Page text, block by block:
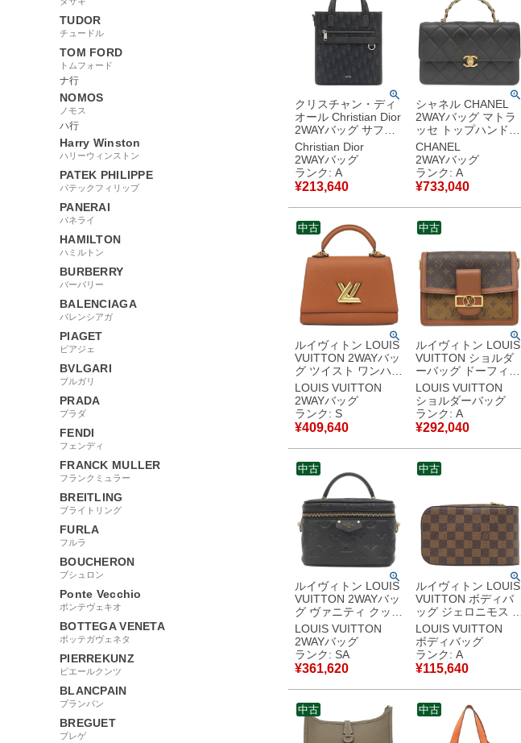
TUDOR
チュードル
TOM FORD
トムフォード
ナ行
NOMOS
ノモス
ハ行
Harry Winston
ハリーウィンストン
PATEK PHILIPPE
パテックフィリップ
PANERAI
パネライ
HAMILTON
ハミルトン
BURBERRY
バーバリー
BALENCIAGA
バレンシアガ
PIAGET
ピアジェ
BVLGARI
ブルガリ
PRADA
プラダ
FENDI
フェンディ
FRANCK MULLER
フランクミュラー
BREITLING
ブライトリング
FURLA
フルラ
BOUCHERON
ブシュロン
Ponte Vecchio
ポンテヴェキオ
BOTTEGA VENETA
ボッテガヴェネタ
PIERREKUNZ
ピエールクンツ
BLANCPAIN
ブランパン
BREGUET
ブレゲ
クリスチャン・ディ
オール Christian Dior
2WAYバッグ サファ
リ ノースサウス トー
ト キャンバス レザー
ブラック シルバー金
具 1ESPO311YKY
【中古】中古美品
Christian Dior
2WAYバッグ
ランク: A
¥213,640
シャネル CHANEL
2WAYバッグ マトラ
ッセ トップハンドル
レザー ブラック ゴー
ルド金具 ココマーク
ロゴ AS4730 ランダ
ムシリアル 【保存
袋】 【中古】中古美
品
CHANEL
2WAYバッグ
ランク: A
¥733,040
ルイヴィトン LOUIS
VUITTON 2WAYバッ
グ ツイスト ワンハン
ドル PM レザー トリ
ヨンレザー キャラメ
ル×ブルーエ ゴール
ド金具 ハンドバッグ
バイカラー M57897
RFID 【保存袋】
【中古】未使用保管
品
LOUIS VUITTON
2WAYバッグ
ランク: S
¥409,640
中古
ルイヴィトン LOUIS
VUITTON ショルダ
ーバッグ ドーフィー
ヌ MM モノグラムキ
ャンバス モノグラム
リバースキャンバス
ブラウン×ベージュ
ゴールド金具 茶 チェ
ーンショルダー
M45958 RFID 【中
古】中古美品
LOUIS VUITTON
ショルダーバッグ
ランク: A
¥292,040
中古
ルイヴィトン LOUIS
VUITTON 2WAYバッ
グ ヴァニティ クッサ
ン PM レザー ブラッ
ク ゴールド金具 黒
ピンク バニティ チェ
ーンバッグ M25123
RFID 【中古】新品
同様品
LOUIS VUITTON
2WAYバッグ
ランク: SA
¥361,620
中古
ルイヴィトン LOUIS
VUITTON ボディバ
ッグ ジェロニモス ダ
ミエキャンバス ダミ
エエベヌ ゴールド金
具 ウエストバッグ 新
型 N51994 CA3102
【箱】 【中古】中古
美品
LOUIS VUITTON
ボディバッグ
ランク: A
¥115,640
中古
中古 中古